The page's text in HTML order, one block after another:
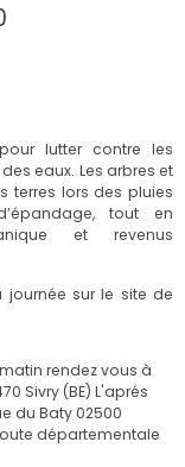
lutter contre les
eaux. Les arbres et
terres lors des pluies
tout en
et revenus
sur le site de
rendez vous à
Sivry (BE) L'aprés
du Baty 02500
départementale